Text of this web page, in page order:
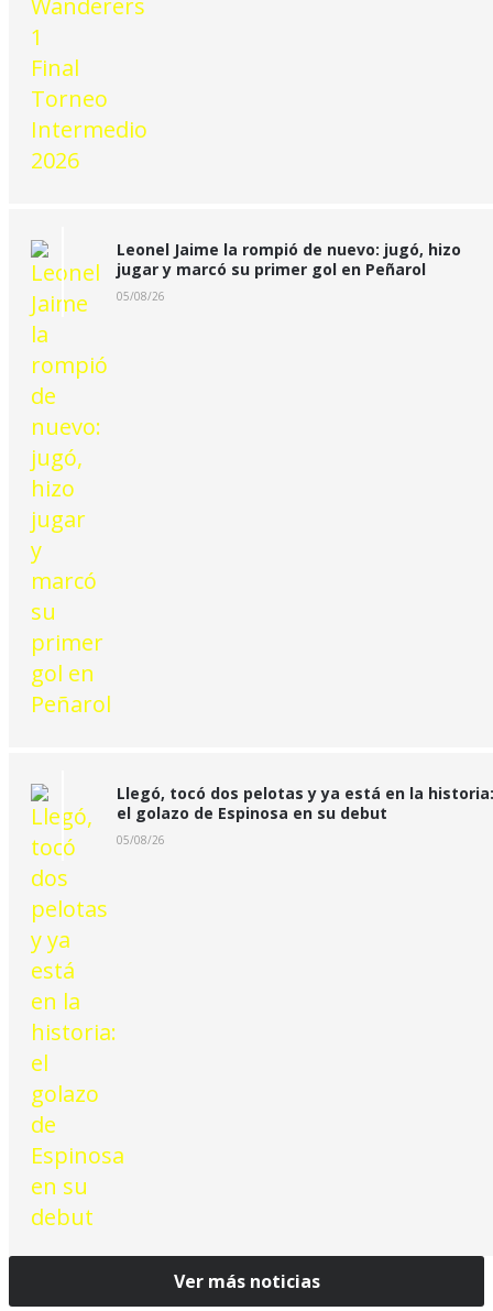
Leonel Jaime la rompió de nuevo: jugó, hizo
jugar y marcó su primer gol en Peñarol
05/08/26
Llegó, tocó dos pelotas y ya está en la historia:
el golazo de Espinosa en su debut
05/08/26
Ver más noticias